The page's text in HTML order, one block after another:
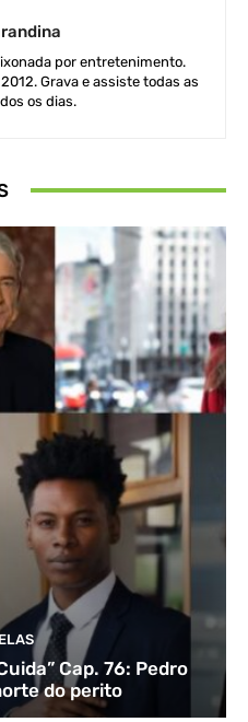
por entretenimento.
Grava e assiste todas as
os dias.
Cap. 76: Pedro
do perito